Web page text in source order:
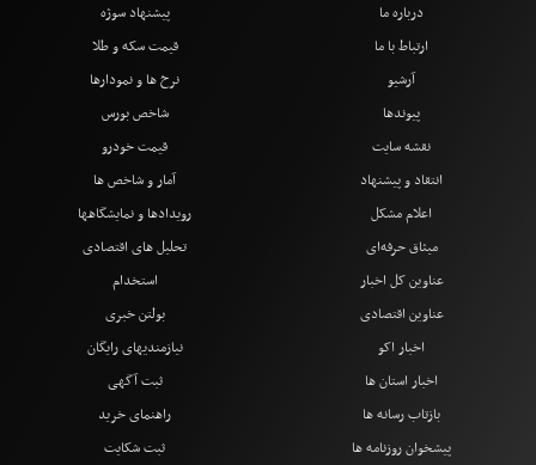
درباره ما
ارتباط با ما
آرشیو
پیوندها
نقشه سایت
انتقاد و پیشنهاد
اعلام مشکل
میثاق حرفه‌ای
پیشنهاد سوژه
قیمت سکه و طلا
نرخ ها و نمودارها
شاخص بورس
قیمت خودرو
آمار و شاخص ها
رویدادها و نمایشگاهها
تحلیل های اقتصادی
عناوین کل اخبار
عناوین اقتصادی
اخبار اکو
اخبار استان ها
بازتاب رسانه ها
پیشخوان روزنامه ها
استخدام
بولتن خبری
نیازمندیهای رایگان
ثبت آگهی
راهنمای خرید
ثبت شکایت